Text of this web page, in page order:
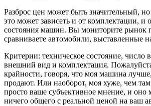
Разброс цен может быть значительный, но
это может зависеть и от комплектации, и
состояния машин. Вы мониторите рынок
сравниваете автомобили, выставленные
Критерии: техническое состояние, число
внешний вид и комплектация.
крайности, говоря, что моя машина
продают. Или наоборот, моя хуже, чем
просто ваше субъективное мнение, и оно
ничего общего с реальной ценой на ваш